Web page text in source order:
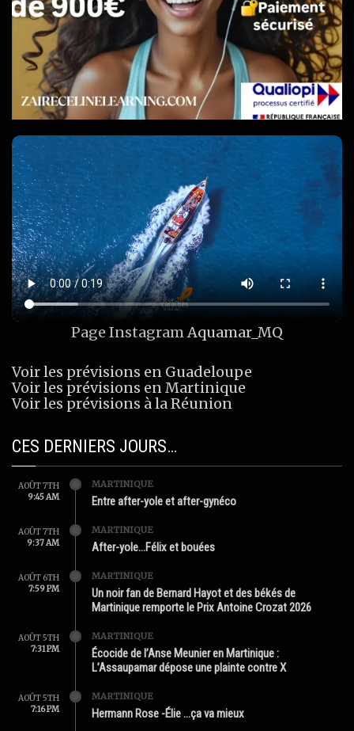
Page InstagramAquamar_MQ
Voir les prévisions en Guadeloupe
Voir les prévisions en Martinique
Voir les prévisions à la Réunion
CES DERNIERS JOURS…
AOÛT 7TH
9:45 AM
MARTINIQUE
Entre after-yole et after-gynéco
AOÛT 7TH
9:37 AM
MARTINIQUE
After-yole…Félix et bouées
AOÛT 6TH
7:59 PM
MARTINIQUE
Un noir fan de Bernard Hayot et des békés de
Martinique remporte le Prix Antoine Crozat 2026
AOÛT 5TH
7:31 PM
MARTINIQUE
Écocide de l’Anse Meunier en Martinique :
L’Assaupamar dépose une plainte contre X
AOÛT 5TH
7:16 PM
MARTINIQUE
Hermann Rose -Élie …ça va mieux